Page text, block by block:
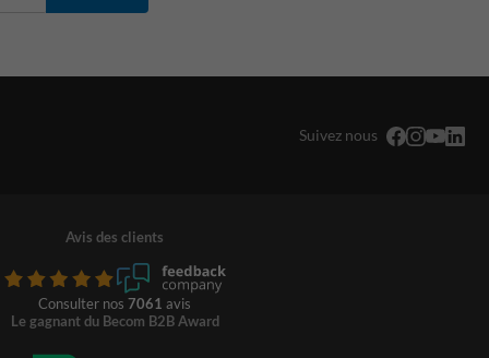
Suivez nous
Avis des clients
Consulter nos 7061 avis
Le gagnant du Becom B2B Award